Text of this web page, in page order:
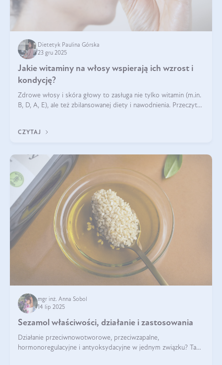
Dietetyk Paulina Górska
23 gru 2025
Jakie witaminy na włosy wspierają ich wzrost i
kondycję?
Zdrowe włosy i skóra głowy to zasługa nie tylko witamin (m.in.
B, D, A, E), ale też zbilansowanej diety i nawodnienia. Przeczytaj
CZYTAJ
mgr inż. Anna Sobol
14 lip 2025
Sezamol właściwości, działanie i zastosowania
Działanie przeciwnowotworowe, przeciwzapalne,
hormonoregulacyjne i antyoksydacyjne w jednym związku? Tak